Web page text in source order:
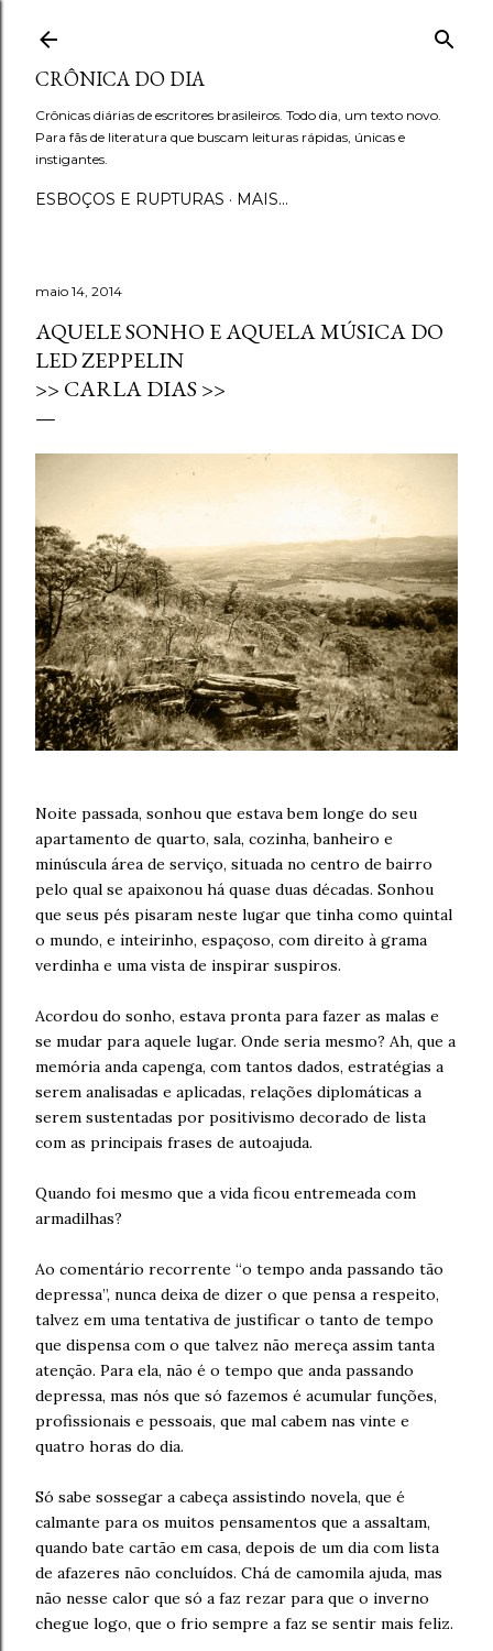
CRÔNICA DO DIA
Crônicas diárias de escritores brasileiros. Todo dia, um texto novo.
Para fãs de literatura que buscam leituras rápidas, únicas e
instigantes.
ESBOÇOS E RUPTURAS MAIS…
maio 14, 2014
AQUELE SONHO E AQUELA MÚSICA DO
LED ZEPPELIN
>> CARLA DIAS >>
Noite passada, sonhou que estava bem longe do seu
apartamento de quarto, sala, cozinha, banheiro e
minúscula área de serviço, situada no centro de bairro
pelo qual se apaixonou há quase duas décadas. Sonhou
que seus pés pisaram neste lugar que tinha como quintal
o mundo, e inteirinho, espaçoso, com direito à grama
verdinha e uma vista de inspirar suspiros.
Acordou do sonho, estava pronta para fazer as malas e
se mudar para aquele lugar. Onde seria mesmo? Ah, que a
memória anda capenga, com tantos dados, estratégias a
serem analisadas e aplicadas, relações diplomáticas a
serem sustentadas por positivismo decorado de lista
com as principais frases de autoajuda.
Quando foi mesmo que a vida ficou entremeada com
armadilhas?
Ao comentário recorrente “o tempo anda passando tão
depressa”, nunca deixa de dizer o que pensa a respeito,
talvez em uma tentativa de justificar o tanto de tempo
que dispensa com o que talvez não mereça assim tanta
atenção. Para ela, não é o tempo que anda passando
depressa, mas nós que só fazemos é acumular funções,
profissionais e pessoais, que mal cabem nas vinte e
quatro horas do dia.
Só sabe sossegar a cabeça assistindo novela, que é
calmante para os muitos pensamentos que a assaltam,
quando bate cartão em casa, depois de um dia com lista
de afazeres não concluídos. Chá de camomila ajuda, mas
não nesse calor que só a faz rezar para que o inverno
chegue logo, que o frio sempre a faz se sentir mais feliz.